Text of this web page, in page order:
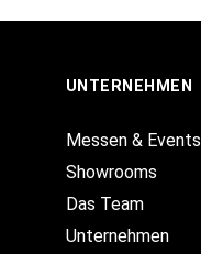
UNTERNEHMEN
Messen & Events
Showrooms
Das Team
Unternehmen